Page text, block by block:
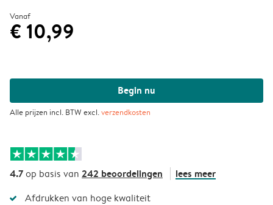
Vanaf
€ 10,99
Begin nu
Alle prijzen incl. BTW excl.verzendkosten
4.7op basis van 242 beoordelingen lees meer
Afdrukken van hoge kwaliteit